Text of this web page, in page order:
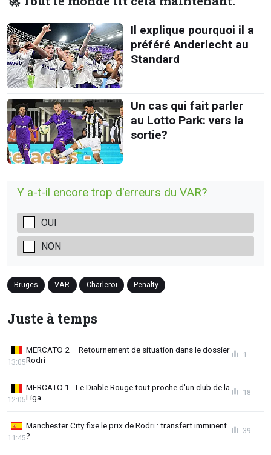
Il explique pourquoi il a
préféré Anderlecht au
Standard
Un cas qui fait parler
au Lotto Park: vers la
sortie?
Y a-t-il encore trop d'erreurs du VAR?
OUI
NON
Bruges VAR Charleroi Penalty
Juste à temps
MERCATO 2 – Retournement de situation dans le dossier
Rodri
13:05
1
MERCATO 1 - Le Diable Rouge tout proche d'un club de la
Liga
12:05
18
Manchester City fixe le prix de Rodri : transfert imminent
?
11:45
39